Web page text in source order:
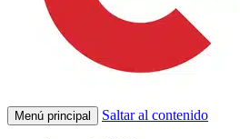
Menú principal Saltar al contenido